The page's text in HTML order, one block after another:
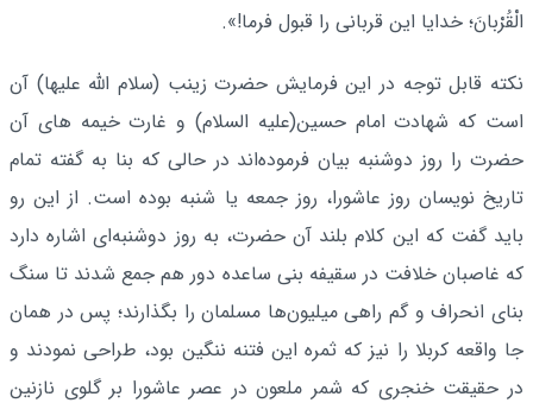
الْقُرْبانَ‌؛ خدایا این قربانى را قبول فرما!».
نکته قابل توجه در این فرمایش حضرت زینب (سلام الله علیها) آن
است که شهادت امام حسین(علیه السلام) و غارت خیمه های آن
حضرت را روز دوشنبه بیان فرموده‌اند در حالی که بنا به گفته تمام
تاریخ نویسان روز عاشورا، روز جمعه یا شنبه بوده است. از این رو
باید گفت که این کلام بلند آن حضرت، به روز دوشنبه‌ای اشاره دارد
که غاصبان خلافت در سقیفه بنی ساعده دور هم جمع شدند تا سنگ
بنای انحراف و گم راهی میلیون‌ها مسلمان را بگذارند؛ پس در همان
جا واقعه کربلا را نیز که ثمره این فتنه ننگین بود، طراحی نمودند و
در حقیقت خنجری که شمر ملعون در عصر عاشورا بر گلوی نازنین